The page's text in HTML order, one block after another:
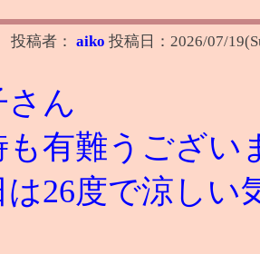
投稿者： aiko 投稿日： 2026/07/
さん
も有難うござい
は26度で涼しい